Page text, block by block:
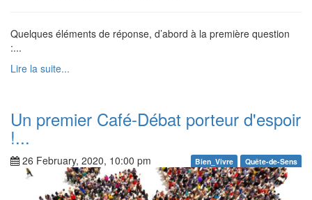
Quelques éléments de réponse, d’abord à la première question
:...
Lire la suite...
Un premier Café-Débat porteur d'espoir
!...
26 February, 2020, 10:00 pm Bien_Vivre Quête-de-Sens